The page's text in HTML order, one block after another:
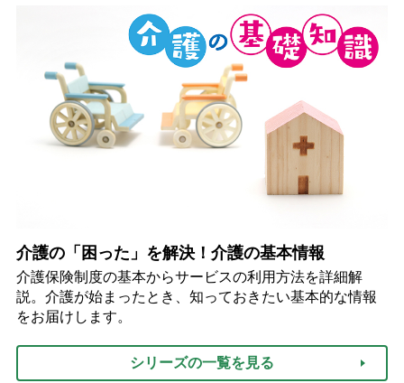
介護の「困った」を解決！介護の基本情報
介護保険制度の基本からサービスの利用方法を詳細解
説。介護が始まったとき、知っておきたい基本的な情報
をお届けします。
シリーズの一覧を見る